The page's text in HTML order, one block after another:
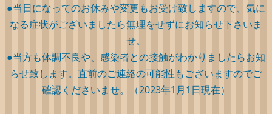
●当日になってのお休みや変更もお受け致しますので、気に
なる症状がございましたら無理をせずにお知らせ下さいま
せ。
●当方も体調不良や、感染者との接触がわかりましたらお知
らせ致します。直前のご連絡の可能性もございますのでご
確認くださいませ。（2023年1月1日現在）